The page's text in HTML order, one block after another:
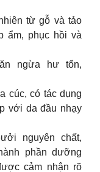
từ gỗ và tảo
ẩm, phục hồi và
ngừa hư tổn,
cúc, có tác dụng
với da đầu nhạy
nguyên chất,
phần dưỡng
cảm nhận rõ